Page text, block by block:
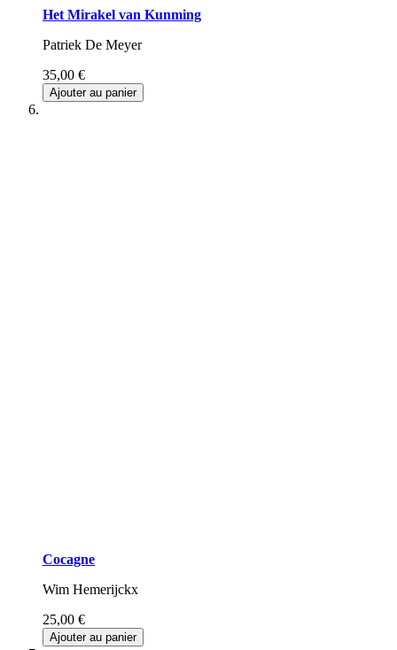
Het Mirakel van Kunming
Patriek De Meyer
35,00 €
Ajouter au panier
Cocagne
Wim Hemerijckx
25,00 €
Ajouter au panier